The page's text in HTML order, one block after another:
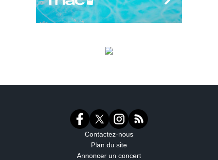
Contactez-nous
Plan du site
Annoncer un concert